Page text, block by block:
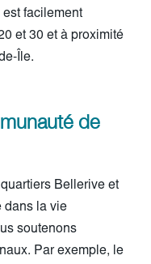
facilement
et 30 et à proximité
Île.
de
Bellerive et
dans la vie
soutenons
Par exemple, le